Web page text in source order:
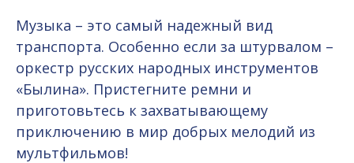
Музыка – это самый надежный вид
транспорта. Особенно если за штурвалом –
оркестр русских народных инструментов
«Былина». Пристегните ремни и
приготовьтесь к захватывающему
приключению в мир добрых мелодий из
мультфильмов!